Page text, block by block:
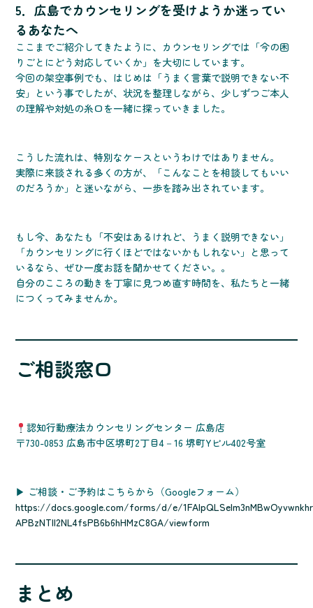
5．広島でカウンセリングを受けようか迷ってい
るあなたへ
ここまでご紹介してきたように、カウンセリングでは「今の困
りごとにどう対応していくか」を大切にしています。
今回の架空事例でも、はじめは「うまく言葉で説明できない不
安」という事でしたが、状況を整理しながら、少しずつご本人
の理解や対処の糸口を一緒に探っていきました。
こうした流れは、特別なケースというわけではありません。
実際に来談される多くの方が、「こんなことを相談してもいい
のだろうか」と迷いながら、一歩を踏み出されています。
もし今、あなたも「不安はあるけれど、うまく説明できない」
「カウンセリングに行くほどではないかもしれない」と思って
いるなら、ぜひ一度お話を聞かせてください。。
自分のこころの動きを丁寧に見つめ直す時間を、私たちと一緒
につくってみませんか。
ご相談窓口
認知行動療法カウンセリングセンター 広島店
〒730-0853 広島市中区堺町2丁目4－16 堺町Yビル402号室
▶︎ ご相談・ご予約はこちらから（Googleフォーム）
https://docs.google.com/forms/d/e/
APBzNTll2NL4fsPB6b6hHMzC8GA/viewform
まとめ